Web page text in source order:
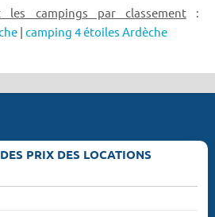
les campings par classement:
| camping 4 étoiles Ardèche
PRIX DES LOCATIONS